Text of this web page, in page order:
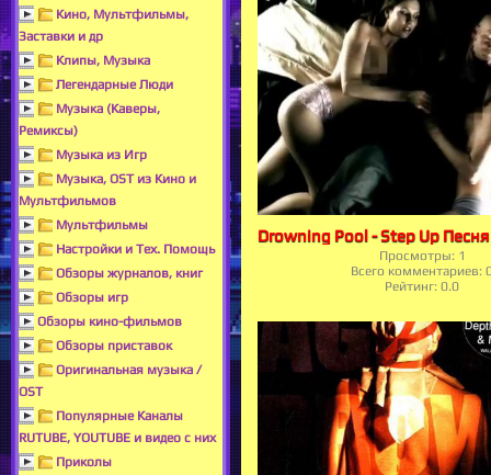
Кино, Мультфильмы,
Заставки и др
Клипы, Музыка
Легендарные Люди
Музыка (Каверы,
Ремиксы)
Музыка из Игр
Музыка, OST из Кино и
Мультфильмов
Мультфильмы
Настройки и Тех. Помощь
Обзоры журналов, книг
Обзоры игр
Обзоры кино-фильмов
Обзоры приставок
Оригинальная музыка /
OST
Популярные Каналы
RUTUBE, YOUTUBE и видео с них
Приколы
Просмотры: 1
Всего комментариев:
Рейтинг: 0.0